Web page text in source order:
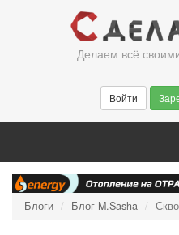
Делаем всё
Войти
Блоги Блог M.Sasha